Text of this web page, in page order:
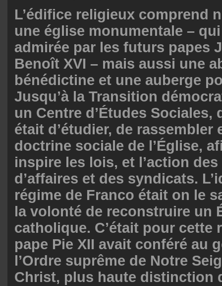
L’édifice religieux comprend
une église monumentale –
admirée par les futurs papes
Benoît XVI – mais aussi une
bénédictine et une auberge
Jusqu’à la Transition
un Centre d’Études Sociales,
était d’étudier, de rassembler
doctrine sociale de l’Église,
inspire les lois, et l’action
d’affaires et des syndicats.
régime de Franco était on le
la volonté de reconstruire un
catholique. C’était pour cette
pape Pie XII avait conféré au
l’Ordre suprême de Notre
Christ, plus haute distinction